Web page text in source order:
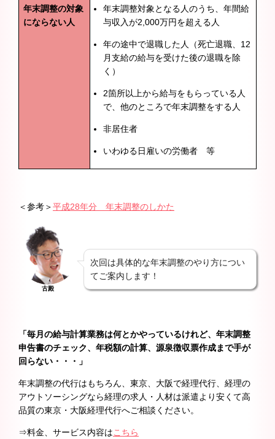
年末調整の対象
にならない人
年末調整対象となる人のうち、年間給
与収入が2,000万円を超える人
年の途中で退職した人（死亡退職、12
月支給の給与を受けた後の退職を除
く）
2箇所以上から給与をもらっている人
で、他のところで年末調整をする人
非居住者
いわゆる日雇いの労働者 等
＜参考＞平成28年分 年末調整のしかた
古殿
次回は具体的な年末調整のやり方につい
てご案内します！
「毎月の給与計算業務は何とかやっているけれど、年末調整
申告書のチェック、年税額の計算、源泉徴収票作成まで手が
回らない・・・」
年末調整の代行はもちろん、東京、大阪で経理代行、経理の
アウトソーシングなら経理の求人・人材は派遣より安くて高
品質の東京・大阪経理代行へご相談ください。
⇒料金、サービス内容はこちら